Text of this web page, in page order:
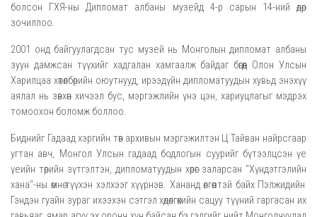
болсон ГХЯ-ныДипломат албаны музейд 4-р сарын 14-ний өдөр
зочиллоо.
2001 онд байгуулагдсан тус музей нь Монголын дипломат албаны
зуун дамжсан түүхийг хадгалан хамгаалж байдаг бөгөөд Олон Улсын
Харилцаа хөтөлбөрийн оюутнууд, ирээдүйн дипломатуудын хувьд энэхүү
аялал нь зөвхөн хичээл бус, мэргэжлийн үнэ цэн, хариуцлагыг мэдрэх
томоохон боломж боллоо.
Биднийг Гадаад хэргийн төв архивын мэргэжилтэн Ц.Тайван найрсгаар
угтан авч, Монгол Улсын гадаад бодлогын суурийг бүтээлцсэн үе
үеийн төрийн зүтгэлтэн, дипломатуудын хөрөг заларсан "Хүндэтгэлийн
хана"-ны өмнө түүхэн хэлхээг хүүрнэв. Хананд өлгөөстэй байх Пэлжидийн
Гэндэн гуайн зураг ихээхэн сэтгэл хөдөлгөхийн сацуу түүний гаргасан их